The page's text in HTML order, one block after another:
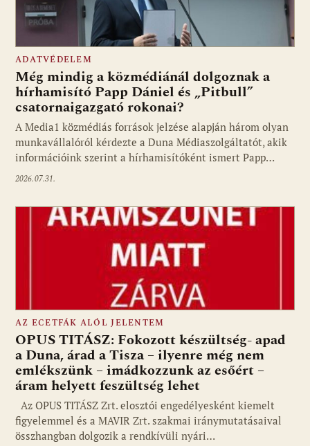
ADATVÉDELEM
Még mindig a közmédiánál dolgoznak a
hírhamisító Papp Dániel és „Pitbull”
csatornaigazgató rokonai?
A Media1 közmédiás források jelzése alapján három olyan
munkavállalóról kérdezte a Duna Médiaszolgáltatót, akik
információink szerint a hírhamisítóként ismert Papp…
2026.07.31.
AZ ECETFÁK ALÓL JELENTEM
OPUS TITÁSZ: Fokozott készültség- apad
a Duna, árad a Tisza – ilyenre még nem
emlékszünk – imádkozzunk az esőért –
áram helyett feszültség lehet
Az OPUS TITÁSZ Zrt. elosztói engedélyesként kiemelt
figyelemmel és a MAVIR Zrt. szakmai iránymutatásaival
összhangban dolgozik a rendkívüli nyári…